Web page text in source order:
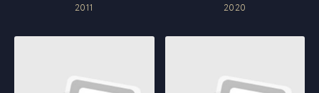
2011 2020